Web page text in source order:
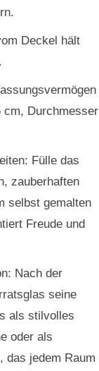
Deckel hält
cm, Durchmesser
Fülle das
zauberhaften
selbst gemalten
Freude und
Nach der
seine
als stilvolles
oder als
das jedem Raum